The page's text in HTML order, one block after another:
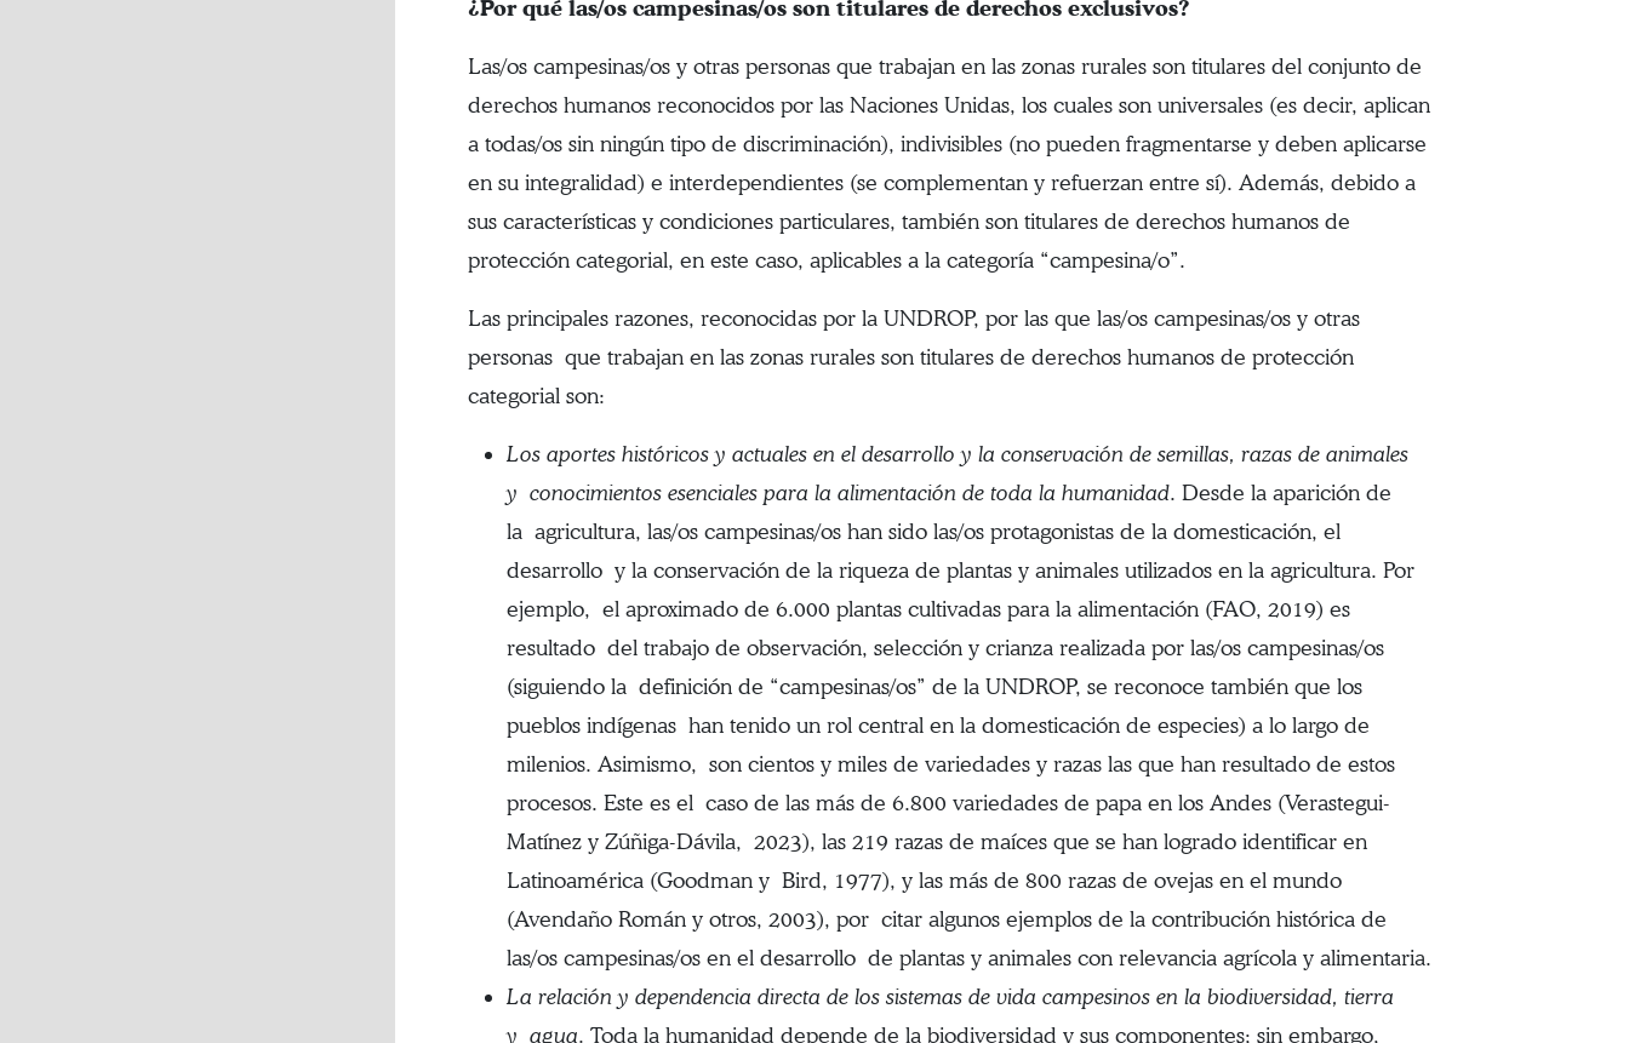
¿Por qué las/os campesinas/os son titulares de derechos exclusivos?
Las/os campesinas/os y otras personas que trabajan en las zonas rurales son titulares del conjunto de
derechos humanos reconocidos por las Naciones Unidas, los cuales son universales (es decir, aplican
a todas/os sin ningún tipo de discriminación), indivisibles (no pueden fragmentarse y deben aplicarse
en su integralidad) e interdependientes (se complementan y refuerzan entre sí). Además, debido a
sus características y condiciones particulares, también son titulares de derechos humanos de
protección categorial, en este caso, aplicables a la categoría “campesina/o”.
Las principales razones, reconocidas por la UNDROP, por las que las/os campesinas/os y otras
personas que trabajan en las zonas rurales son titulares de derechos humanos de protección
categorial son:
Los aportes históricos y actuales en el desarrollo y la conservación de semillas, razas de animales
y conocimientos esenciales para la alimentación de toda la humanidad. Desde la aparición de
la agricultura, las/os campesinas/os han sido las/os protagonistas de la domesticación, el
desarrollo y la conservación de la riqueza de plantas y animales utilizados en la agricultura. Por
ejemplo, el aproximado de 6.000 plantas cultivadas para la alimentación (FAO, 2019) es
resultado del trabajo de observación, selección y crianza realizada por las/os campesinas/os
(siguiendo la definición de “campesinas/os” de la UNDROP, se reconoce también que los
pueblos indígenas han tenido un rol central en la domesticación de especies) a lo largo de
milenios. Asimismo, son cientos y miles de variedades y razas las que han resultado de estos
procesos. Este es el caso de las más de 6.800 variedades de papa en los Andes (Verastegui-
Matínez y Zúñiga-Dávila, 2023), las 219 razas de maíces que se han logrado identificar en
Latinoamérica (Goodman y Bird, 1977), y las más de 800 razas de ovejas en el mundo
(Avendaño Román y otros, 2003), por citar algunos ejemplos de la contribución histórica de
las/os campesinas/os en el desarrollo de plantas y animales con relevancia agrícola y alimentaria.
La relación y dependencia directa de los sistemas de vida campesinos en la biodiversidad, tierra
y agua. Toda la humanidad depende de la biodiversidad y sus componentes; sin embargo,